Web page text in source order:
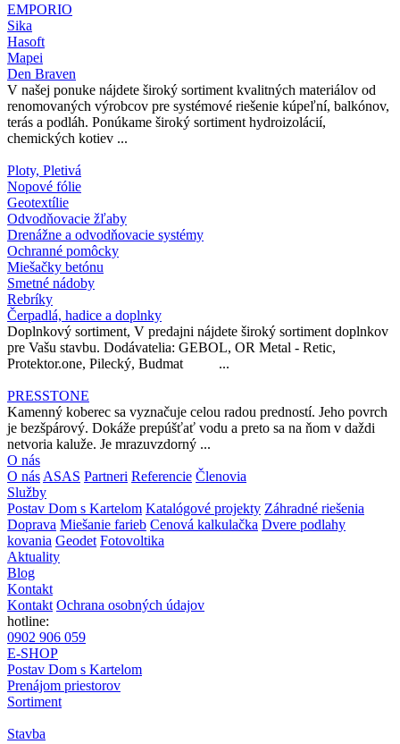
EMPORIO
Sika
Hasoft
Mapei
Den Braven
V našej ponuke nájdete široký sortiment kvalitných materiálov od
renomovaných výrobcov pre systémové riešenie kúpeľní, balkónov,
terás a podláh. Ponúkame široký sortiment hydroizolácií,
chemických kotiev ...
Ploty, Pletivá
Nopové fólie
Geotextílie
Odvodňovacie žľaby
Drenážne a odvodňovacie systémy
Ochranné pomôcky
Miešačky betónu
Smetné nádoby
Rebríky
Čerpadlá, hadice a doplnky
Doplnkový sortiment, V predajni nájdete široký sortiment doplnkov
pre Vašu stavbu. Dodávatelia: GEBOL, OR Metal - Retic,
Protektor.one, Pilecký, Budmat ...
PRESSTONE
Kamenný koberec sa vyznačuje celou radou predností. Jeho povrch
je bezšpárový. Dokáže prepúšťať vodu a preto sa na ňom v daždi
netvoria kaluže. Je mrazuvzdorný ...
O nás
O nás ASAS Partneri Referencie Členovia
Služby
Postav Dom s Kartelom Katalógové projekty Záhradné riešenia
Doprava Miešanie farieb Cenová kalkulačka Dvere podlahy
kovania Geodet Fotovoltika
Aktuality
Blog
Kontakt
Kontakt Ochrana osobných údajov
hotline:
0902 906 059
E-SHOP
Postav Dom s Kartelom
Prenájom priestorov
Sortiment
Stavba